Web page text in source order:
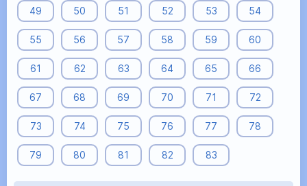
49 50 51 52 53 54
55 56 57 58 59 60
61 62 63 64 65 66
67 68 69 70 71 72
73 74 75 76 77 78
79 80 81 82 83